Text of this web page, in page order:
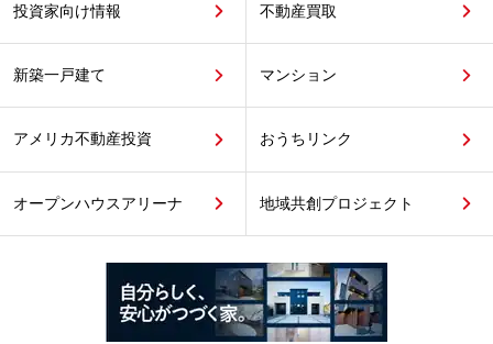
投資家向け情報 不動産買取
新築一戸建て マンション
アメリカ不動産投資 おうちリンク
オープンハウスアリーナ 地域共創プロジェクト